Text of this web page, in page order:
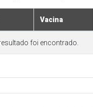
Vacina
foi encontrado.